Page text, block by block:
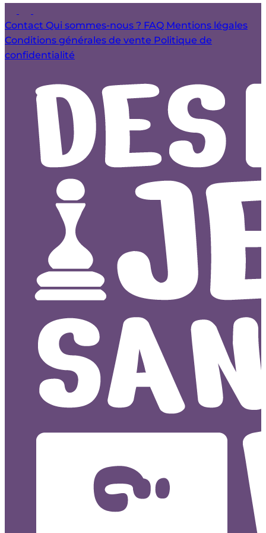
Contact Qui sommes-nous ? FAQ Mentions légales
Conditions générales de vente Politique de
confidentialité